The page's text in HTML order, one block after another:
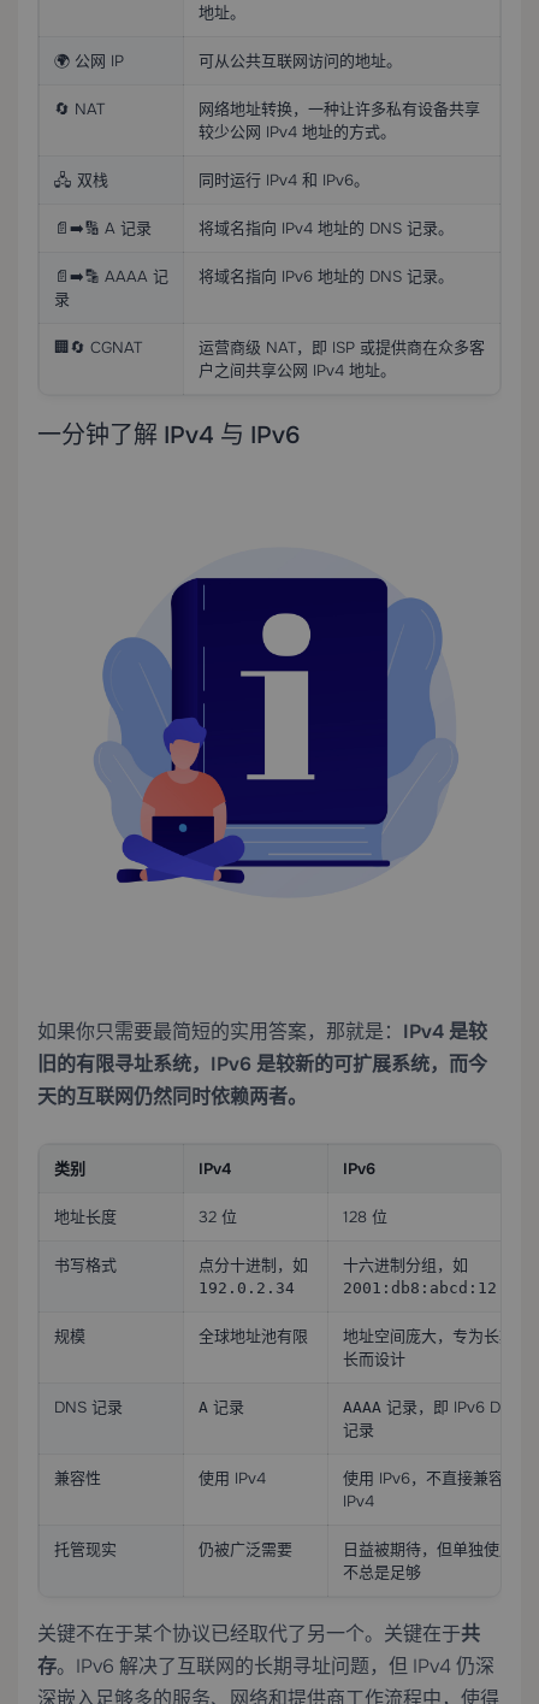
地址。
🌍 公网 IP 可从公共互联网访问的地址。
🔄 NAT
网络地址转换，一种让许多私有设备共享
较少公网 IPv4 地址的方式。
🖧 双栈 同时运行 IPv4 和 IPv6。
📄➡️🔢 A 记录 将域名指向 IPv4 地址的 DNS 记录。
📄➡️🔡 AAAA 记
录
将域名指向 IPv6 地址的 DNS 记录。
🏢🔄 CGNAT
运营商级 NAT，即 ISP 或提供商在众多客
户之间共享公网 IPv4 地址。
一分钟了解 IPv4 与 IPv6
如果你只需要最简短的实用答案，那就是： IPv4 是较
旧的有限寻址系统，IPv6 是较新的可扩展系统，而今
天的互联网仍然同时依赖两者。
类别 IPv4 IPv6
地址长度 32 位 128 位
书写格式 点分十进制，如
192.0.2.34
十六进制分组，如
2001:db8:abcd:12::25
规模 全球地址池有限
地址空间庞大，专为长期增
长而设计
DNS 记录 A 记录 AAAA 记录，即 IPv6 DNS
记录
兼容性 使用 IPv4
使用 IPv6，不直接兼容
IPv4
托管现实 仍被广泛需要
日益被期待，但单独使用并
不总是足够
关键不在于某个协议已经取代了另一个。关键在于共
存。IPv6 解决了互联网的长期寻址问题，但 IPv4 仍深